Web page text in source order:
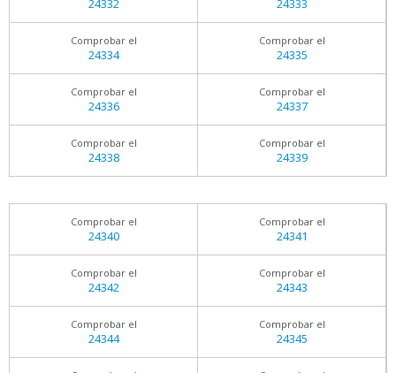
24332 24333
Comprobar el
24334
Comprobar el
24335
Comprobar el
24336
Comprobar el
24337
Comprobar el
24338
Comprobar el
24339
Comprobar el
24340
Comprobar el
24341
Comprobar el
24342
Comprobar el
24343
Comprobar el
24344
Comprobar el
24345